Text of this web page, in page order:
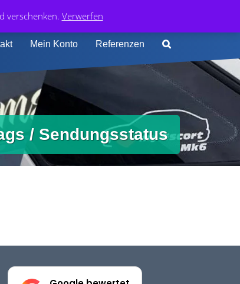
verschenken. Verwerfen
4168
Mein Konto Referenzen
/ Sendungsstatus